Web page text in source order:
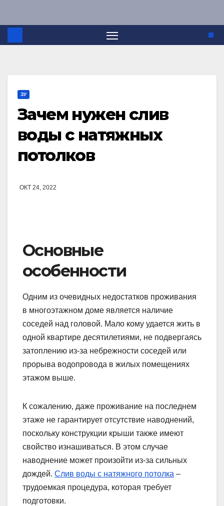
ЗУ
Зачем нужен слив
воды с натяжных
потолков
ОКТ 24, 2022
Основные
особенности
Одним из очевидных недостатков проживания
в многоэтажном доме является наличие
соседей над головой. Мало кому удается жить в
одной квартире десятилетиями, не подвергаясь
затоплению из-за небрежности соседей или
прорыва водопровода в жилых помещениях
этажом выше.
К сожалению, даже проживание на последнем
этаже не гарантирует отсутствие наводнений,
поскольку конструкции крыши также имеют
свойство изнашиваться. В этом случае
наводнение может произойти из-за сильных
дождей. Слив воды с натяжного потолка –
трудоемкая процедура, которая требует
подготовки.